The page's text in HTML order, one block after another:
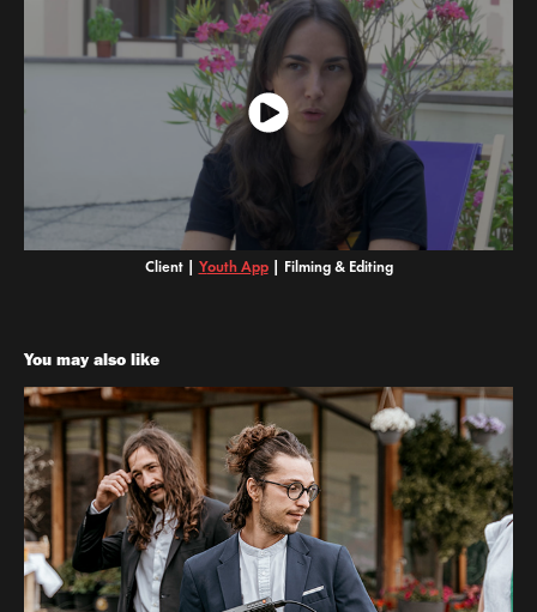
Client | Youth App Filming & Editing
You may also like